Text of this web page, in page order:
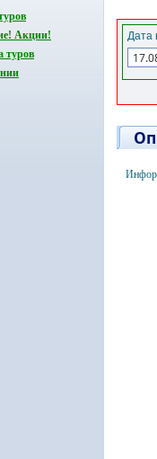
Акции!
туров
Дата